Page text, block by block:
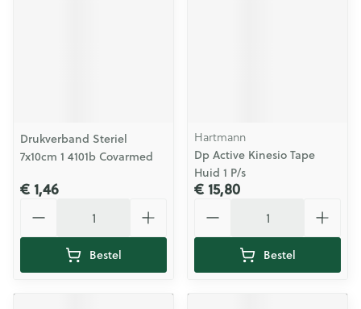
Drukverband Steriel
7x10cm 1 4101b Covarmed
€ 1,46
Bestel
Hartmann
Dp Active Kinesio Tape
Huid 1 P/s
€ 15,80
Bestel